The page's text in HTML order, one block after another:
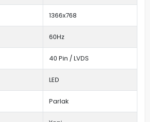
1366x768
60Hz
40 Pin / LVDS
LED
Parlak